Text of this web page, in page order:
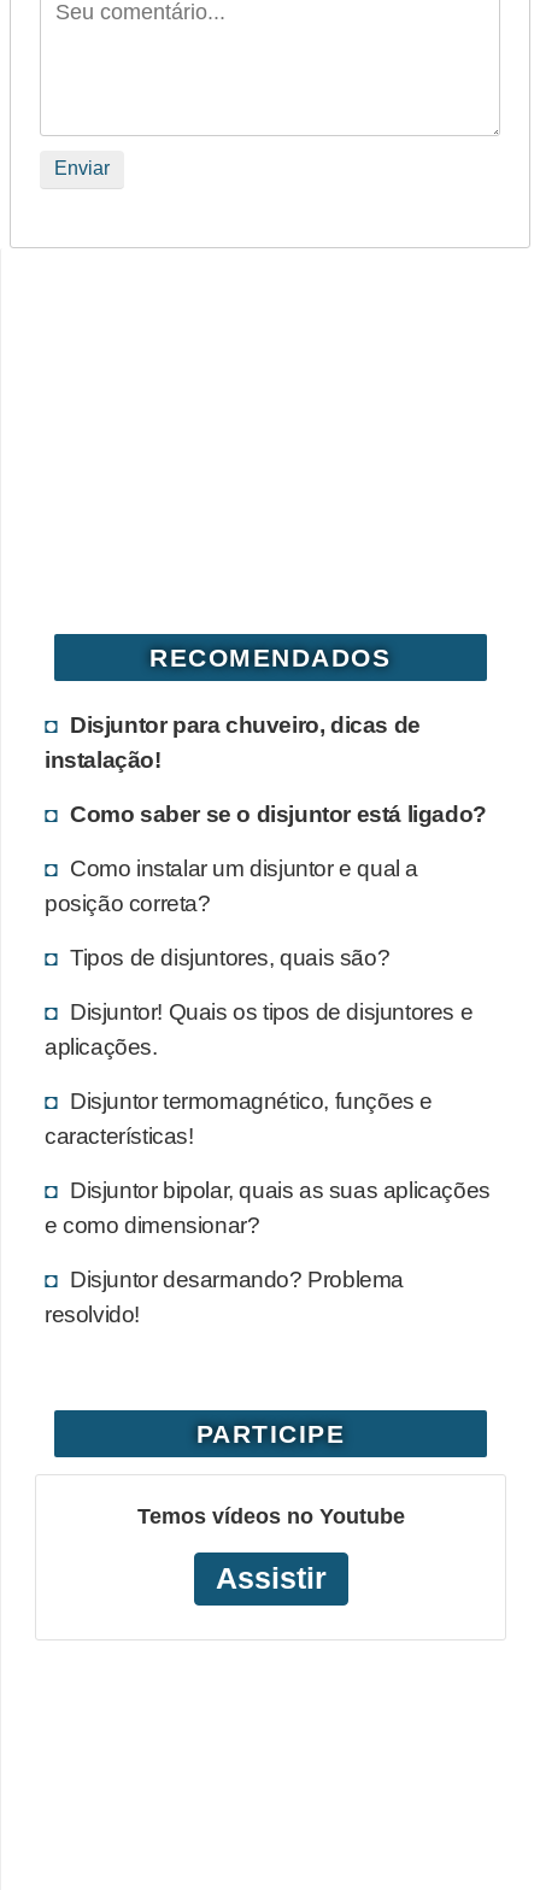
RECOMENDADOS
Disjuntor para chuveiro, dicas de
instalação!
Como saber se o disjuntor está ligado?
Como instalar um disjuntor e qual a
posição correta?
Tipos de disjuntores, quais são?
Disjuntor! Quais os tipos de disjuntores e
aplicações.
Disjuntor termomagnético, funções e
características!
Disjuntor bipolar, quais as suas aplicações
e como dimensionar?
Disjuntor desarmando? Problema
resolvido!
PARTICIPE
Temos vídeos no Youtube
Assistir